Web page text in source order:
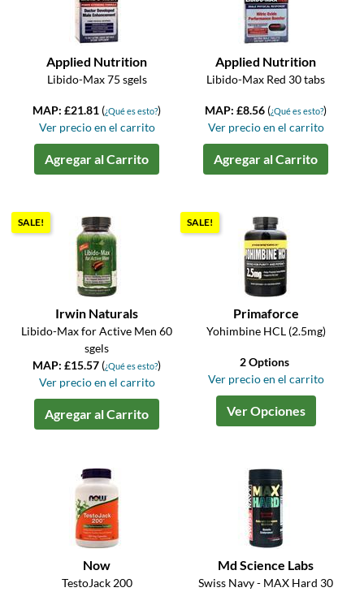
Applied Nutrition
Libido-Max 75 sgels
MAP: £21.81 (¿Qué es esto?)
Ver precio en el carrito
Agregar al Carrito
Applied Nutrition
Libido-Max Red 30 tabs
MAP: £8.56 (¿Qué es esto?)
Ver precio en el carrito
Agregar al Carrito
SALE!
Irwin Naturals
Libido-Max for Active Men 60
sgels
MAP: £15.57 (¿Qué es esto?)
Ver precio en el carrito
Agregar al Carrito
SALE!
Primaforce
Yohimbine HCL (2.5mg)
2 Options
Ver precio en el carrito
Ver Opciones
Now
TestoJack 200
Md Science Labs
Swiss Navy - MAX Hard 30